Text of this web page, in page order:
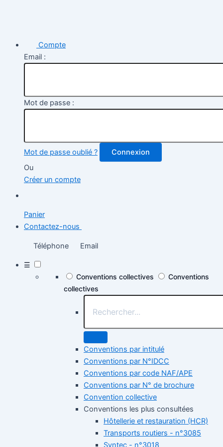
Compte
Email :
Mot de passe :
Mot de passe oublié ?
Connexion
Ou
Créer un compte
Panier
Contactez-nous
Téléphone Email
☰
Conventions collectives
Conventions
collectives
Conventions par intitulé
Conventions par N°IDCC
Conventions par code NAF/APE
Conventions par N° de brochure
Convention collective
Conventions les plus consultées
Hôtellerie et restauration (HCR)
Transports routiers - n°3085
Syntec - n°3018